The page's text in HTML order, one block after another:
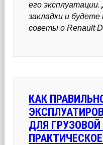
его
закладки и
советы о Renault
КАК
ДЛЯ ГРУЗОВОЙ